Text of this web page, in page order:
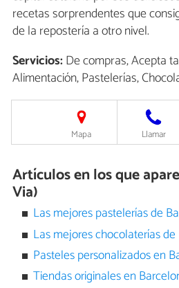
recetas sorprendentes que
de la repostería a otro nivel.
Servicios:De compras, Acepta
Alimentación, Pastelerías,
Mapa Llamar
Artículos en los que
Via)
Las mejores pastelerías de
Las mejores chocolaterías
Pasteles personalizados en
Tiendas originales en